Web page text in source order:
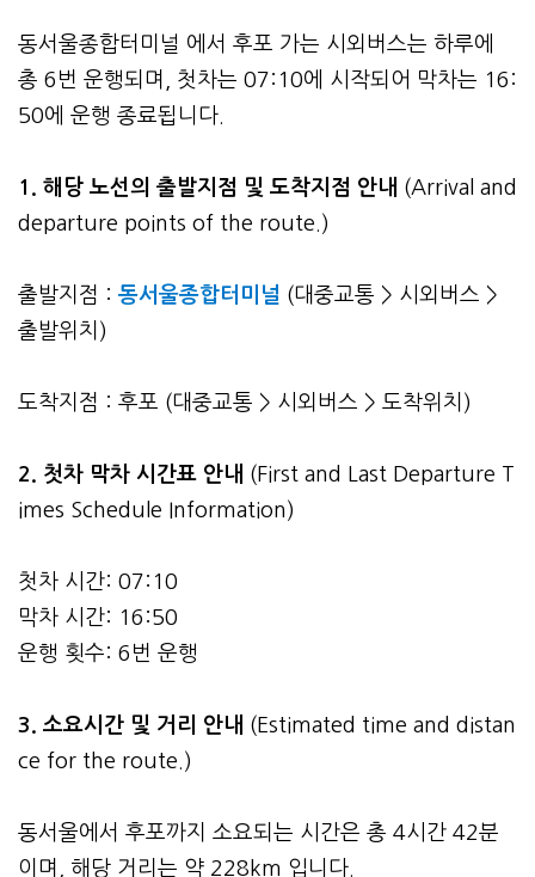
동서울종합터미널 에서 후포 가는 시외버스는 하루에
총 6번 운행되며, 첫차는 07:10에 시작되어 막차는 16:
50에 운행 종료됩니다.
1. 해당 노선의 출발지점 및 도착지점 안내 (Arrival and
departure points of the route.)
출발지점 : 동서울종합터미널 (대중교통 > 시외버스 >
출발위치)
도착지점 : 후포 (대중교통 > 시외버스 > 도착위치)
2. 첫차 막차 시간표 안내 (First and Last Departure T
imes Schedule Information)
첫차 시간: 07:10
막차 시간: 16:50
운행 횟수: 6번 운행
3. 소요시간 및 거리 안내 (Estimated time and distan
ce for the route.)
동서울에서 후포까지 소요되는 시간은 총 4시간 42분
이며, 해당 거리는 약 228km 입니다.